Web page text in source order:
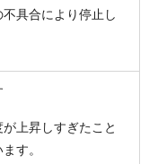
具合により停止し
上昇しすぎたこと
す。